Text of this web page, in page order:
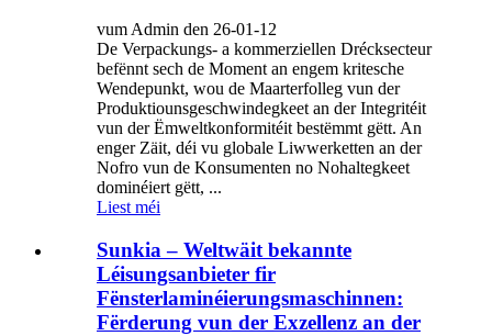
vum Admin den 26-01-12
De Verpackungs- a kommerziellen Drécksecteur
befënnt sech de Moment an engem kritesche
Wendepunkt, wou de Maarterfolleg vun der
Produktiounsgeschwindegkeet an der Integritéit
vun der Ëmweltkonformitéit bestëmmt gëtt. An
enger Zäit, déi vu globale Liwwerketten an der
Nofro vun de Konsumenten no Nohaltegkeet
dominéiert gëtt, ...
Liest méi
Sunkia – Weltwäit bekannte
Léisungsanbieter fir
Fënsterlaminéierungsmaschinnen:
Fërderung vun der Exzellenz an der